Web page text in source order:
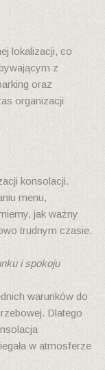
lokalizacji, co
z
oraz
organizacji
konsolacji.
menu,
jak ważny
trudnym czasie.
i spokoju
warunków do
Dlatego
w atmosferze